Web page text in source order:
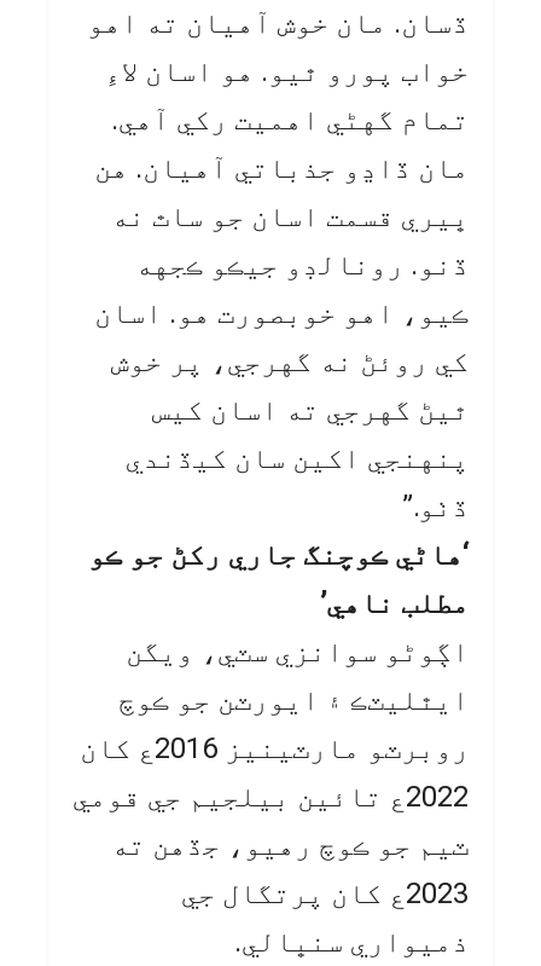
ڏسان. مان خوش آهيان ته اهو
خواب پورو ٿيو. هو اسان لاءِ
تمام گهڻي اهميت رکي آهي.
مان ڏاڍو جذباتي آهيان. هن
ڀيري قسمت اسان جو ساٿ نه
ڏنو. رونالڊو جيڪو ڪجهه
ڪيو، اهو خوبصورت هو. اسان
کي روئڻ نه گهرجي، پر خوش
ٿيڻ گهرجي ته اسان کيس
پنهنجي اکين سان کيڏندي
ڏٺو.”
‘هاڻي ڪوچنگ جاري رکڻ جو ڪو
مطلب ناهي’
اڳوڻو سوانزي سٽي، ويگن
ايٿليٽڪ ۽ ايورٽن جو ڪوچ
روبرٽو مارٽينيز 2016ع کان
2022ع تائين بيلجيم جي قومي
ٽيم جو ڪوچ رهيو، جڏهن ته
2023ع کان پرتگال جي
ذميواري سنڀالي.